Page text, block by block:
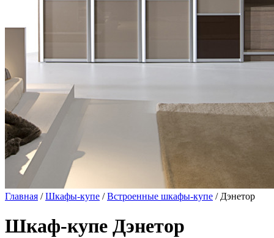
Главная /Шкафы-купе /Встроенные шкафы-купе / Дэнетор
Шкаф-купе Дэнетор